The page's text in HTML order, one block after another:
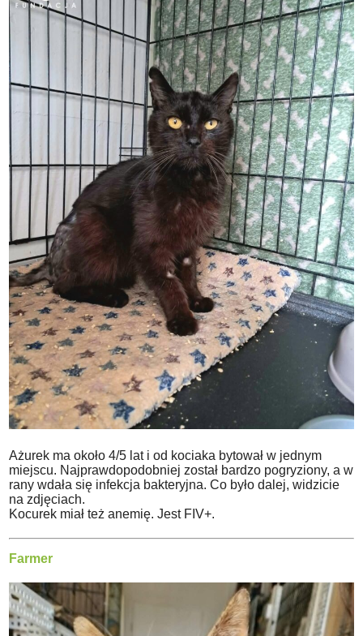
Ażurek ma około 4/5 lat i od kociaka bytował w jednym
miejscu. Najprawdopodobniej został bardzo pogryziony, a w
rany wdała się infekcja bakteryjna. Co było dalej, widzicie
na zdjęciach.
Kocurek miał też anemię. Jest FIV+.
Farmer